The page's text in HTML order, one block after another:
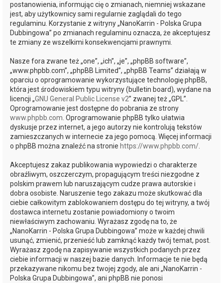
postanowienia, informując cię o zmianach, niemniej wskazane
jest, aby użytkownicy sami regularnie zaglądali do tego
regulaminu. Korzystanie z witryny „NanoKarrin - Polska Grupa
Dubbingowa” po zmianach regulaminu oznacza, że akceptujesz
te zmiany ze wszelkimi konsekwencjami prawnymi.
Nasze fora zwane też „one”, „ich”, „je”, „phpBB software”,
„www.phpbb.com”, „phpBB Limited”, „phpBB Teams” działają w
oparciu o oprogramowanie wykorzystujące technologię phpBB,
która jest środowiskiem typu witryny (bulletin board), wydane na
licencji „GNU General Public License v2” zwanej też „GPL”.
Oprogramowanie jest dostępne do pobrania ze strony
www.phpbb.com. Oprogramowanie phpBB tylko ułatwia
dyskusje przez internet, a jego autorzy nie kontrolują tekstów
zamieszczanych w internecie za jego pomocą. Więcej informacji
o phpBB można znaleźć na stronie https://www.phpbb.com/.
Akceptujesz zakaz publikowania wypowiedzi o charakterze
obraźliwym, oszczerczym, propagującym treści niezgodne z
polskim prawem lub naruszającym cudze prawa autorskie i
dobra osobiste. Naruszenie tego zakazu może skutkować dla
ciebie całkowitym zablokowaniem dostępu do tej witryny, a twój
dostawca internetu zostanie powiadomiony o twoim
niewłaściwym zachowaniu. Wyrażasz zgodę na to, że
„NanoKarrin - Polska Grupa Dubbingowa” może w każdej chwili
usunąć, zmienić, przenieść lub zamknąć każdy twój temat, post.
Wyrażasz zgodę na zapisywanie wszystkich podanych przez
ciebie informacji w naszej bazie danych. Informacje te nie będą
przekazywane nikomu bez twojej zgody, ale ani „NanoKarrin -
Polska Grupa Dubbingowa”, ani phpBB nie ponosi